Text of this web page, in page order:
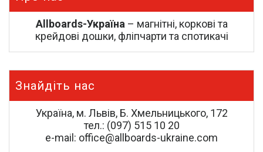
Allboards-Україна – магнітні, коркові та
крейдові дошки, фліпчарти та спотикачі
Знайдіть нас
Україна, м. Львів, Б. Хмельницького, 172
тел.: (097) 515 10 20
e-mail: office@allboards-ukraine.com